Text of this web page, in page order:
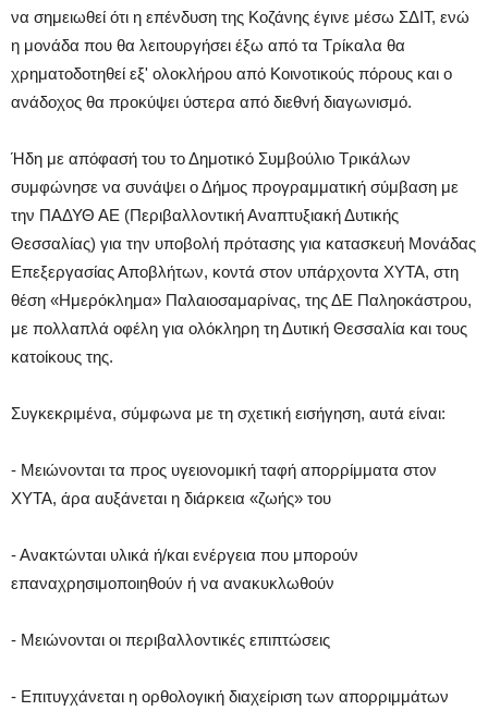
να σημειωθεί ότι η επένδυση της Κοζάνης έγινε μέσω ΣΔΙΤ, ενώ
η μονάδα που θα λειτουργήσει έξω από τα Τρίκαλα θα
χρηματοδοτηθεί εξ' ολοκλήρου από Κοινοτικούς πόρους και ο
ανάδοχος θα προκύψει ύστερα από διεθνή διαγωνισμό.
Ήδη με απόφασή του το Δημοτικό Συμβούλιο Τρικάλων
συμφώνησε να συνάψει ο Δήμος προγραμματική σύμβαση με
την ΠΑΔΥΘ ΑΕ (Περιβαλλοντική Αναπτυξιακή Δυτικής
Θεσσαλίας) για την υποβολή πρότασης για κατασκευή Μονάδας
Επεξεργασίας Αποβλήτων, κοντά στον υπάρχοντα ΧΥΤΑ, στη
θέση «Ημερόκλημα» Παλαιοσαμαρίνας, της ΔΕ Παληοκάστρου,
με πολλαπλά οφέλη για ολόκληρη τη Δυτική Θεσσαλία και τους
κατοίκους της.
Συγκεκριμένα, σύμφωνα με τη σχετική εισήγηση, αυτά είναι:
- Μειώνονται τα προς υγειονομική ταφή απορρίμματα στον
ΧΥΤΑ, άρα αυξάνεται η διάρκεια «ζωής» του
- Ανακτώνται υλικά ή/και ενέργεια που μπορούν
επαναχρησιμοποιηθούν ή να ανακυκλωθούν
- Μειώνονται οι περιβαλλοντικές επιπτώσεις
- Επιτυγχάνεται η ορθολογική διαχείριση των απορριμμάτων